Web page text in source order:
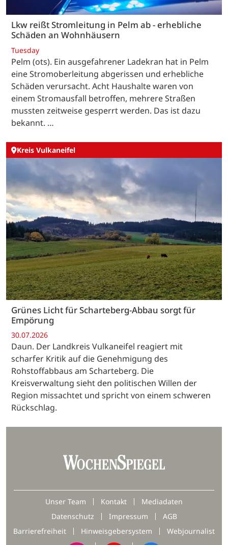
Lkw reißt Stromleitung in Pelm ab - erhebliche
Schäden an Wohnhäusern
Tuesday
Pelm (ots). Ein ausgefahrener Ladekran hat in Pelm
eine Stromoberleitung abgerissen und erhebliche
Schäden verursacht. Acht Haushalte waren von
einem Stromausfall betroffen, mehrere Straßen
mussten zeitweise gesperrt werden. Das ist dazu
bekannt. …
Kreis Vulkaneifel
Grünes Licht für Scharteberg-Abbau sorgt für
Empörung
30.07.2026
Daun. Der Landkreis Vulkaneifel reagiert mit
scharfer Kritik auf die Genehmigung des
Rohstoffabbaus am Scharteberg. Die
Kreisverwaltung sieht den politischen Willen der
Region missachtet und spricht von einem schweren
Rückschlag.
Unser Team Kontakt
Mediadaten
Datenschutz
Impressum
AGB
Barrierefreiheit
Hinweisgebersystem Webjournalist